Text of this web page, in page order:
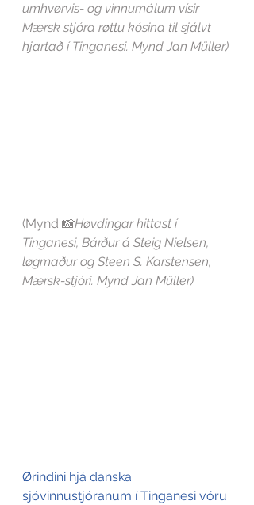
umhvørvis- og vinnumálum vísir
Mærsk stjóra røttu kósina til sjálvt
hjartað í Tinganesi. Mynd Jan Müller)
(Mynd 📸Høvdingar hittast í
Tinganesi, Bárður á Steig Nielsen,
løgmaður og Steen S. Karstensen,
Mærsk-stjóri. Mynd Jan Müller)
Ørindini hjá danska
sjóvinnustjóranum í Tinganesi vóru